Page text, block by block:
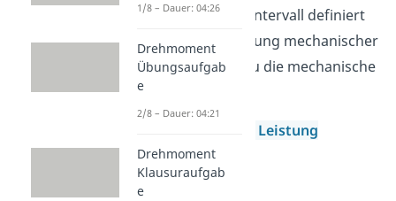
bestimmten Zeitintervall definiert
ist. Ist diese Leistung mechanischer
Natur, erhältst du die mechanische
Leistung.
Mechanische Leistung
1/8 – Dauer: 04:26
Drehmoment
Übungsaufgab
e
2/8 – Dauer: 04:21
Drehmoment
Klausuraufgab
e